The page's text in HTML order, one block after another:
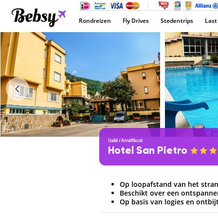
Rondreizen Fly Drives Stedentrips
Italië/Amalfikust
Hotel San Pietro
Op loopafstand van het
Beschikt over een
Op basis van logies en